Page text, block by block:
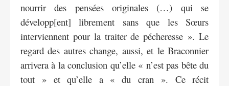
nourrir des pensées originales (…) qui se
développ[ent] librement sans que les Sœurs
interviennent pour la traiter de pécheresse ». Le
regard des autres change, aussi, et le Braconnier
arrivera à la conclusion qu’elle « n’est pas bête du
tout » et qu’elle a « du cran ». Ce récit